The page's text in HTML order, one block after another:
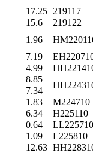
17.25 219117
15.6
219122
1.96
7.19
4.99
8.85
7.34
1.83
M224710
6.34
H225110
0.64
LL225710
1.09
L225810
12.63